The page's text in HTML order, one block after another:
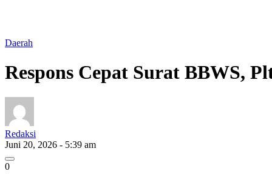
Daerah
Respons Cepat Surat BBWS,
Redaksi
Juni 20, 2026 - 5:39 am
0